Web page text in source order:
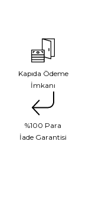
Kapıda Ödeme
İmkanı
%100 Para
İade Garantisi